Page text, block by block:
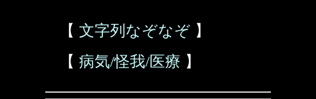
【 文字列なぞなぞ 】
【 病気/怪我/医療 】